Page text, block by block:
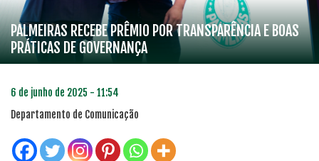
PALMEIRAS RECEBE PRÊMIO POR TRANSPARÊNCIA E BOAS
PRÁTICAS DE GOVERNANÇA
6 de junho de 2025 - 11:54
Departamento de Comunicação